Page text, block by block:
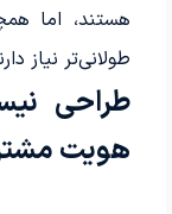
هستند، اما
طولانی‌تر نیاز
هویت